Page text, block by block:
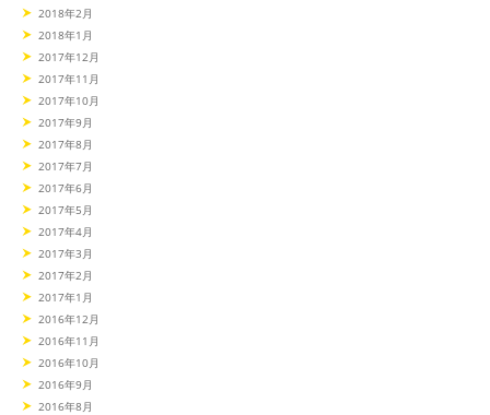
2018年2月
2018年1月
2017年12月
2017年11月
2017年10月
2017年9月
2017年8月
2017年7月
2017年6月
2017年5月
2017年4月
2017年3月
2017年2月
2017年1月
2016年12月
2016年11月
2016年10月
2016年9月
2016年8月